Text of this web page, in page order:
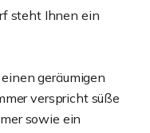
steht Ihnen ein
geräumigen
verspricht süße
sowie ein